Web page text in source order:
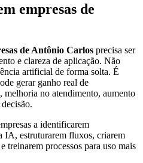
empresas de
de Antônio Carlos precisa ser
e clareza de aplicação. Não
artificial de forma solta. É
gerar ganho real de
melhoria no atendimento, aumento
a identificarem
IA, estruturarem fluxos, criarem
treinarem processos para uso mais